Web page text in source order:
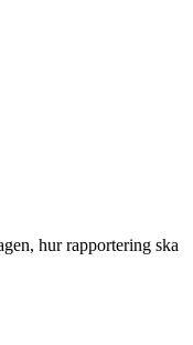
hur rapportering ska